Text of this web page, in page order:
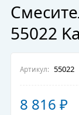
55022
Артикул: 55022
8 816 ₽